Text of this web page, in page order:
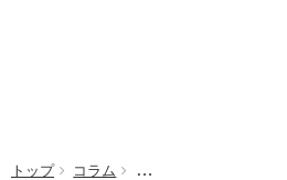
トップ コラム 【交通トレンド分析